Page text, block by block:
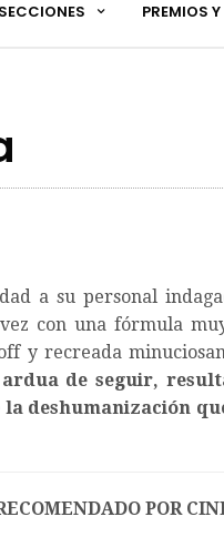
SECCIONES PREMIOS
a su personal
con una fórmula
y recreada
ardua de seguir,
deshumanización
POR